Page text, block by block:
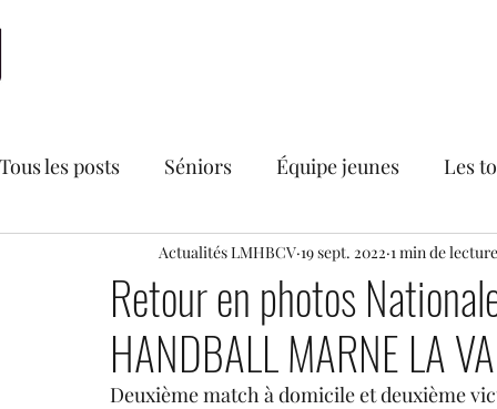
Tous les posts Séniors Équipe jeunes Les
Bourse aux vêtements du LMHBCV Divers
Secteur féminin Recrutements U18 France
Retour en photos
HANDBALL MARNE LA
Actualités LMHBCV 19 sept. 2022 1 min de lecture
Deuxième match à domicile et deuxième